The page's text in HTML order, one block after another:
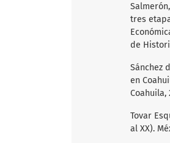
tres
de
Sánchez
en
Coahuila,
Tovar
al XX).